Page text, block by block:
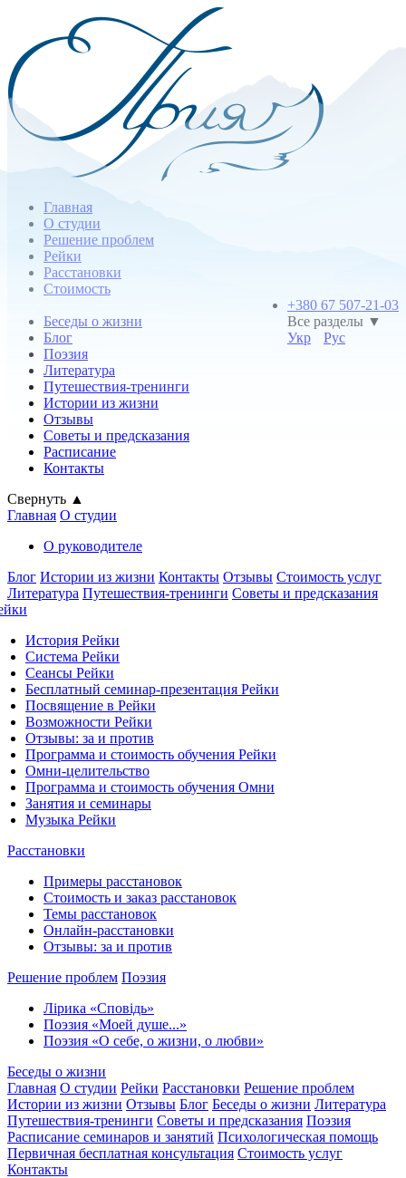
Главная
О студии
Решение проблем
Рейки
Расстановки
Стоимость
+380 67 507-21-03
Все разделы ▼
Укр
Рус
Беседы о жизни
Блог
Поэзия
Литература
Путешествия-тренинги
Истории из жизни
Отзывы
Советы и предсказания
Расписание
Контакты
Свернуть ▲
Главная О студии
О руководителе
Блог Истории из жизни Контакты Отзывы Стоимость услуг
Литература Путешествия-тренинги Советы и предсказания
История Рейки
Система Рейки
Сеансы Рейки
Бесплатный семинар-презентация Рейки
Посвящение в Рейки
Возможности Рейки
Отзывы: за и против
Программа и стоимость обучения Рейки
Омни-целительство
Программа и стоимость обучения Омни
Занятия и семинары
Музыка Рейки
Расстановки
Примеры расстановок
Стоимость и заказ расстановок
Темы расстановок
Онлайн-расстановки
Отзывы: за и против
Решение проблем Поэзия
Лірика «Сповідь»
Поэзия «Моей душе...»
Поэзия «О себе, о жизни, о любви»
Беседы о жизни
Главная О студии Рейки Расстановки Решение проблем
Истории из жизни Отзывы Блог Беседы о жизни Литература
Путешествия-тренинги Советы и предсказания Поэзия
Расписание семинаров и занятий Психологическая помощь
Первичная бесплатная консультация Стоимость услуг
Контакты